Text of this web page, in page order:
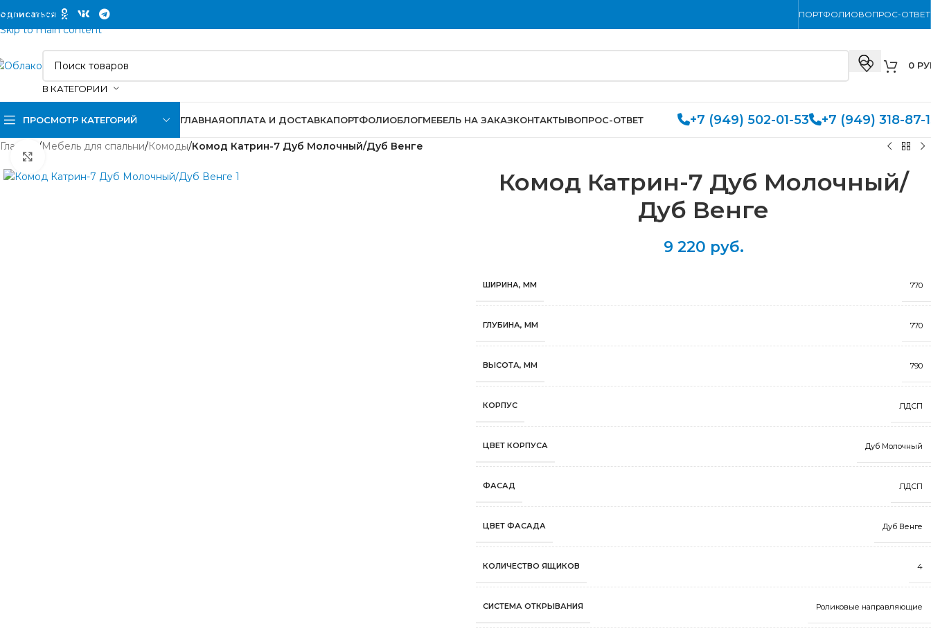
Skip to navigation
Skip to main content
ПОРТФОЛИОВОПРОС-ОТВЕТ
В КАТЕГОРИИ
0
ПРОСМОТР КАТЕГОРИЙ ГЛАВНАЯОПЛАТА И ДОСТАВКАПОРТФОЛИОБЛОГМЕБЕЛЬ НА ЗАКАЗКОНТАКТЫВОПРОС-ОТВЕТ +7 (949) 502-01-53 +7 (949) 318-87-
Главная /Мебель для спальни/Комоды/Комод Катрин-7 Дуб Молочный/Дуб Венге
Комод Катрин-7 Дуб Молочный/
Дуб Венге
9 220 руб.
ШИРИНА, ММ 770
ГЛУБИНА, ММ 770
ВЫСОТА, ММ 790
КОРПУС ЛДСП
ЦВЕТ КОРПУСА Дуб Молочный
ФАСАД ЛДСП
ЦВЕТ ФАСАДА Дуб Венге
КОЛИЧЕСТВО ЯЩИКОВ 4
СИСТЕМА ОТКРЫВАНИЯ Роликовые направляющие